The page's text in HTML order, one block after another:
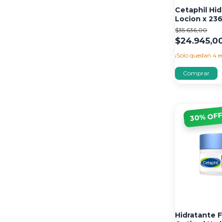
Cetaphil
Locion x
$35.636,00
¡Solo quedan4
Hidratante
30%